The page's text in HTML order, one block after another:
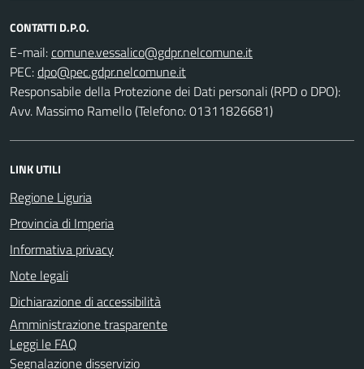
CONTATTI D.P.O.
E-mail:
PEC:
Responsabile della Protezione dei Dati personali (RPD o DPO):
Avv. Massimo Ramello (Telefono: 01311826681)
LINK UTILI
Regione Liguria
Provincia di Imperia
Informativa privacy
Note legali
Dichiarazione di accessibilità
Amministrazione trasparente
Leggi le FAQ
Segnalazione disservizio